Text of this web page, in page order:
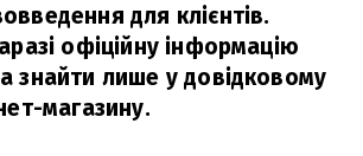
для клієнтів.
офіційну інформацію
знайти лише у довідковому
магазину.